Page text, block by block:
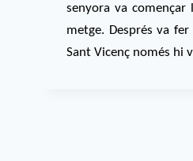
senyora va
metge. Després va
Sant Vicenç només hi